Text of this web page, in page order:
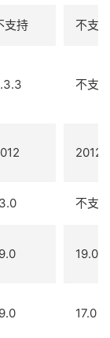
支持 不支持
不支持
2012
不支持
19.0
17.0